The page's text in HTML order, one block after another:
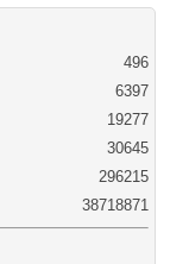
496
6397
19277
30645
296215
38718871